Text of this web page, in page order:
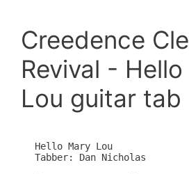
Creedence
Revival -
Lou guitar tab
Hello Mary Lou
Tabber: Dan Nicholas